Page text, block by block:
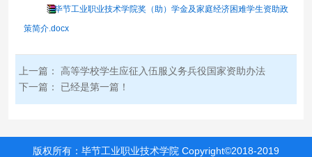
毕节工业职业技术学院奖（助）学金及家庭经济困难学生资助政
策简介.docx
上一篇： 高等学校学生应征入伍服义务兵役国家资助办法
下一篇： 已经是第一篇！
版权所有：毕节工业职业技术学院 Copyright©2018-2019